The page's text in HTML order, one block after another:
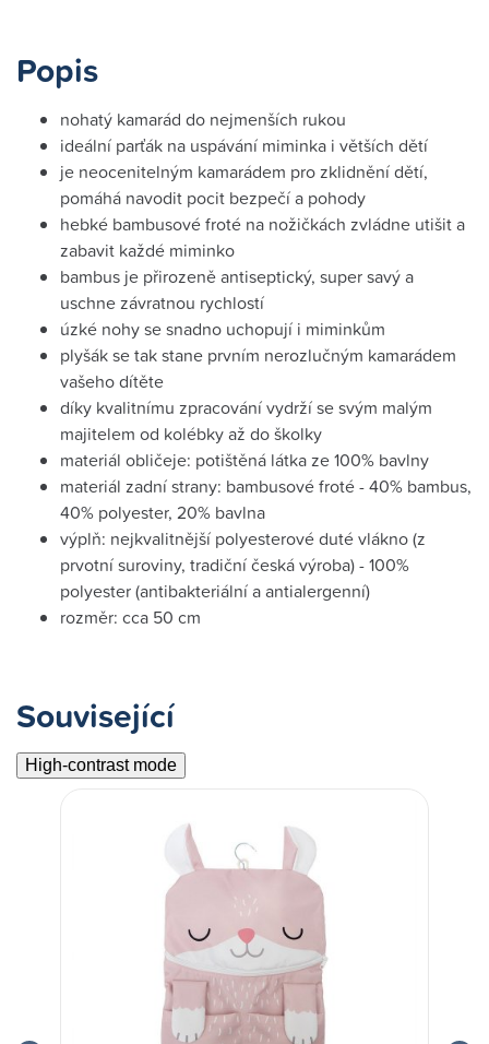
Popis
nohatý kamarád do nejmenších rukou
ideální parťák na uspávání miminka i větších dětí
je neocenitelným kamarádem pro zklidnění dětí,
pomáhá navodit pocit bezpečí a pohody
hebké bambusové froté na nožičkách zvládne utišit a
zabavit každé miminko
bambus je přirozeně antiseptický, super savý a
uschne závratnou rychlostí
úzké nohy se snadno uchopují i miminkům
plyšák se tak stane prvním nerozlučným kamarádem
vašeho dítěte
díky kvalitnímu zpracování vydrží se svým malým
majitelem od kolébky až do školky
materiál obličeje: potištěná látka ze 100% bavlny
materiál zadní strany: bambusové froté - 40% bambus,
40% polyester, 20% bavlna
výplň: nejkvalitnější polyesterové duté vlákno (z
prvotní suroviny, tradiční česká výroba) - 100%
polyester (antibakteriální a antialergenní)
rozměr: cca 50 cm
Související
High-contrast mode